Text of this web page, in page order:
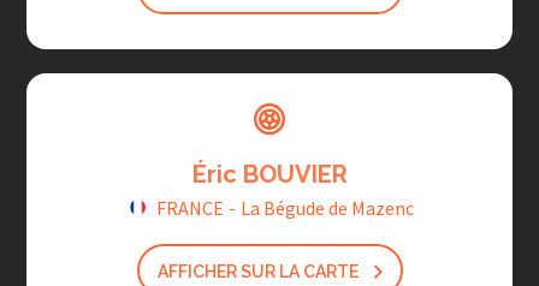
Éric BOUVIER
FRANCE - La Bégude de Mazenc
AFFICHER SUR LA CARTE